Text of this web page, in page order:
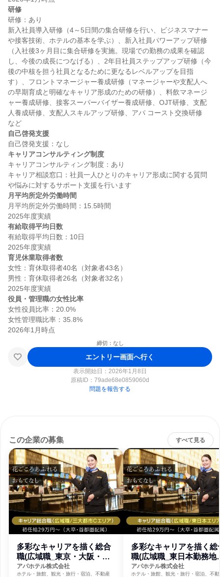
研修
研修：あり
新入社員導入研修（4～5日間の集合研修を行い、ビジネスマナー
や接客技術、ホテルの基本を学ぶ）、新入社員パワーアップ研修
（入社後3ヶ月目に集合研修を実施。現場での勤務の成果を確認
し、今後の成長につなげる）、2年目社員ステップアップ研修（今
後の中核を担う社員となるために更なるレベルアップを目指
す）、フロントマネージャー養成研修（マネージャーや支配人へ
の早期育成と明確なキャリア形成のための研修）、料飲マネージ
ャー養成研修、接客スーパーバイザー養成研修、OJT研修、支配
人養成研修、支配人スキルアップ研修、アパ コースト交換研修
自己啓発支援
キャリアコンサルティング制度
キャリアコンサルティング制度：あり
キャリア相談窓口：社員一人ひとりのキャリア形成に関する質問
月平均所定外労働時間
月平均所定外労働時間：15.5時間
有給取得平均日数
有給取得平均日数：10日
育児休業取得者数
女性：育休取得者40名（対象者43名）
男性：育休取得者26名（対象者32名）
役員・管理職の女性比率
女性役員比率：20.0%
女性管理職比率：35.8%
締切：なし
エントリー画面へ行く
表示開始日：2026年1月8日
原稿ID： 79ade68e0859060d
問題を報告する
この企業の募集 すべて見る
多彩なキャリアを描く総合
職(広域職_東京・大阪・北
海道近郊)
アパホテル株式会社
ホテル・旅館、観光・旅行・宿泊、不動産
多彩なキャリアを描く総
職(広域職_東日本勤務地
リア)
アパホテル株式会社
ホテル・旅館、観光・旅行・宿泊、不